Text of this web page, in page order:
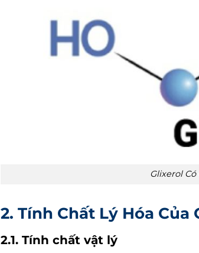
Glixerol Có
2. Tính Chất Lý Hóa Của
2.1. Tính chất vật lý